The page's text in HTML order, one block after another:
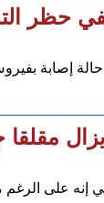
حظر
مقلقا
إنه على